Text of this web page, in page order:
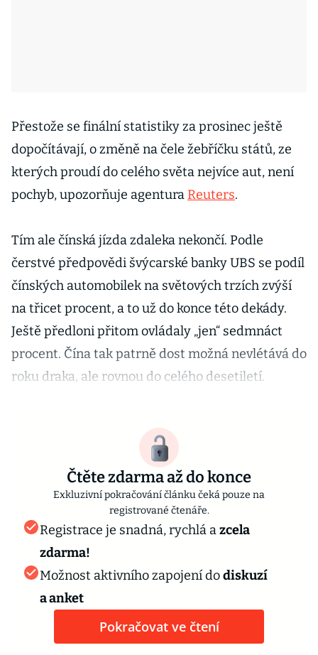
Přestože se finální statistiky za prosinec ještě
dopočítávají, o změně na čele žebříčku států, ze
kterých proudí do celého světa nejvíce aut, není
pochyb, upozorňuje agentura Reuters.
Tím ale čínská jízda zdaleka nekončí. Podle
čerstvé předpovědi švýcarské banky UBS se podíl
čínských automobilek na světových trzích zvýší
na třicet procent, a to už do konce této dekády.
Ještě předloni přitom ovládaly „jen“ sedmnáct
procent. Čína tak patrně dost možná nevlétává do
roku draka, ale rovnou do celého desetiletí.
Čtěte zdarma až do konce
Exkluzivní pokračování článku čeká pouze na
registrované čtenáře.
Registrace je snadná, rychlá azcela
zdarma!
Možnost aktivního zapojení dodiskuzí
a anket
Pokračovat ve čtení